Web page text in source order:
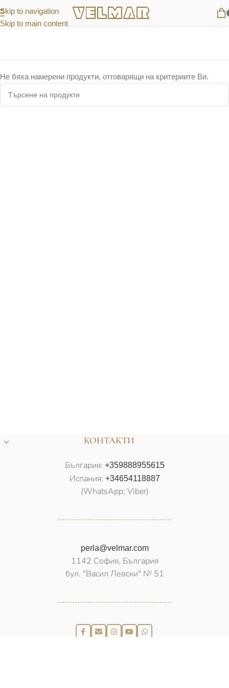
Skip to navigation
Skip to main content
Не бяха намерени продукти, отговарящи на критериите Ви.
КОНТАКТИ
България: +359888955615
Испания: +34654118887
(WhatsApp; Viber)
perla@velmar.com
1142 София, България
бул. "Васил Левски" № 51